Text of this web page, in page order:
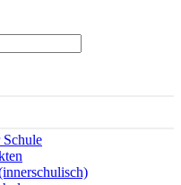
Schule